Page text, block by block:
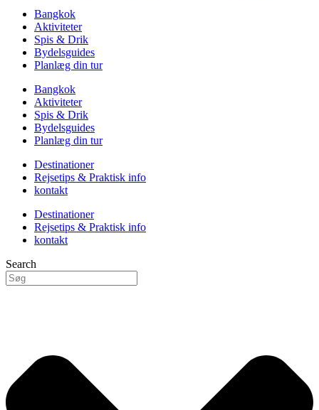
Bangkok
Aktiviteter
Spis & Drik
Bydelsguides
Planlæg din tur
Bangkok
Aktiviteter
Spis & Drik
Bydelsguides
Planlæg din tur
Destinationer
Rejsetips & Praktisk info
kontakt
Destinationer
Rejsetips & Praktisk info
kontakt
Search